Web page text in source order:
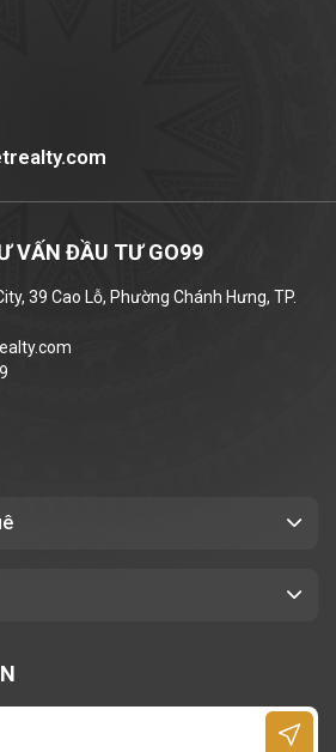
VẤN ĐẦU TƯ GO99
39 Cao Lỗ, Phường Chánh Hưng, TP.